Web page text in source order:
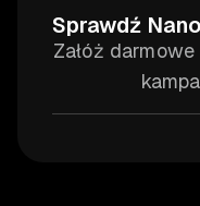
Sprawdź
Załóż